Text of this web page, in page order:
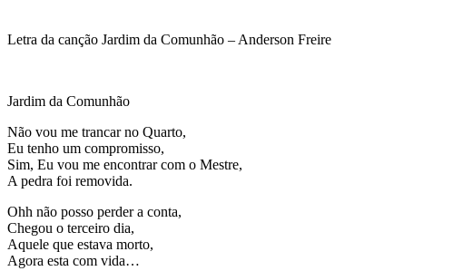
Letra da canção Jardim da Comunhão – Anderson Freire
Jardim da Comunhão
Não vou me trancar no Quarto,
Eu tenho um compromisso,
Sim, Eu vou me encontrar com o Mestre,
A pedra foi removida.
Ohh não posso perder a conta,
Chegou o terceiro dia,
Aquele que estava morto,
Agora esta com vida…